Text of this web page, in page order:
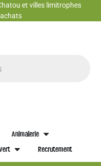
et villes limitrophes
Animalerie
Recrutement